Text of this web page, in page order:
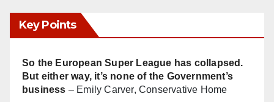
Key Points
So the European Super League has collapsed.
But either way, it’s none of the Government’s
business – Emily Carver, Conservative Home